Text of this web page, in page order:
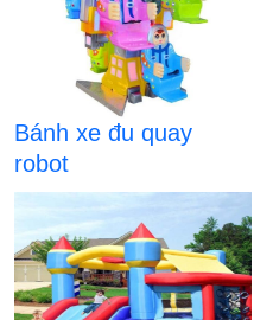
Bánh xe đu quay
robot